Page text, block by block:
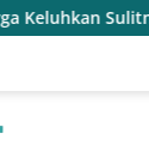
dan Akses